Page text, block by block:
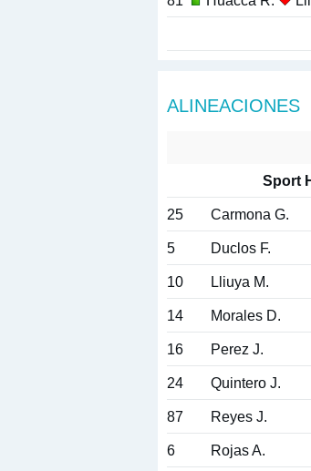
ALINEACIONES
Sport
25 Carmona G.
5 Duclos F.
10 Lliuya M.
14 Morales D.
16 Perez J.
24 Quintero J.
87 Reyes J.
6 Rojas A.